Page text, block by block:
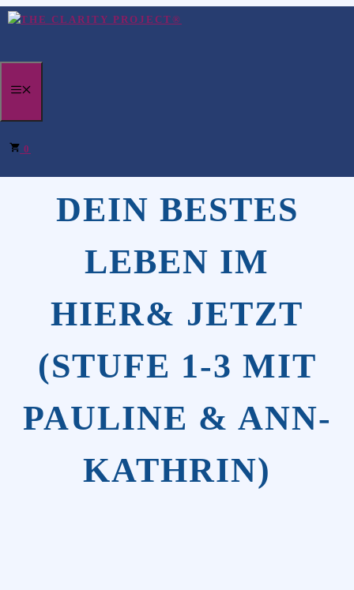
Zum
springen
0
DEIN BESTES
LEBEN IM
HIER& JETZT
(STUFE 1-3 MIT
PAULINE & ANN-
KATHRIN)